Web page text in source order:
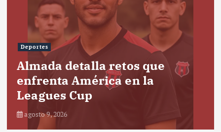
Deportes
Almada detalla retos que
enfrenta América en la
Leagues Cup
agosto 9, 2026